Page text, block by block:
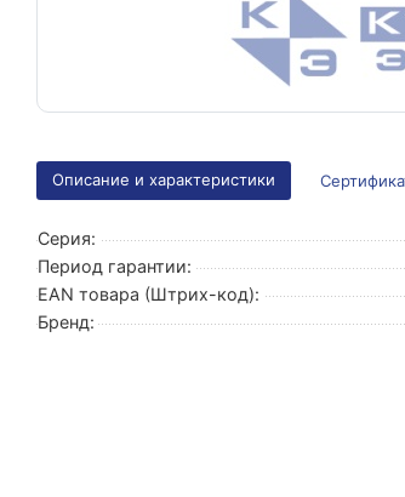
Описание и характеристики
Серия:
Период гарантии:
EAN товара (Штрих-код):
Бренд: